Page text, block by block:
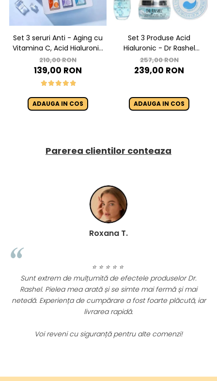
Set 3 seruri Anti - Aging cu
Vitamina C, Acid Hialuronic
si Retinol - Dr. Rashel Facial
Serum pack
210,00 RON
139,00 RON
ADAUGA IN COS
Set 3 Produse Acid
Hialuronic - Dr Rashel
Revitalizing Hyaluronic Acid
257,00 RON
239,00 RON
ADAUGA IN COS
Parerea clientilor conteaza
de mulțumită de efectele produselor Dr.
Pielea mea arată și se simte mai fermă și mai
de cumpărare a fost foarte plăcută, iar
livrarea rapidă.
reveni cu siguranță pentru alte comenzi!
Am